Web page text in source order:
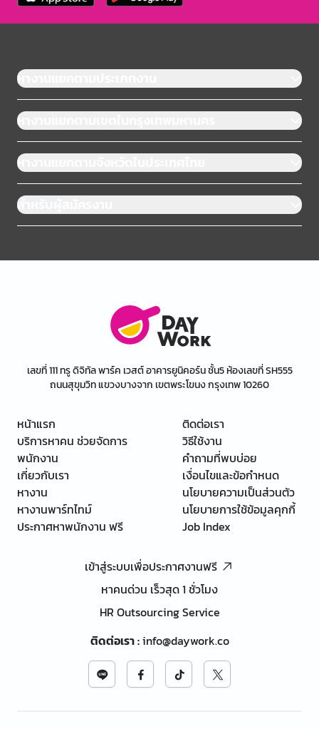
หางานแยกตามประเภทงาน
หางานแยกตามเขตในกรุงเทพมหานคร
หางานแยกตามจังหวัดในประเทศไทย
สำหรับผู้สมัครงาน
เลขที่ 111 ทรู ดิจิทัล พาร์ค เวสต์ อาคารยูนิคอร์น ชั้น5 ห้องเลขที่ SH555
ถนนสุขุมวิท แขวงบางจาก เขตพระโขนง กรุงเทพ 10260
หน้าแรก
บริการหาคน ช่วยจัดการ
พนักงาน
เกี่ยวกับเรา
หางาน
หางานพาร์ทไทม์
ประกาศหาพนักงาน ฟรี
ติดต่อเรา
วิธีใช้งาน
คำถามที่พบบ่อย
เงื่อนไขและข้อกำหนด
นโยบายความเป็นส่วนตัว
นโยบายการใช้ข้อมูลคุกกี้
Job Index
เข้าสู่ระบบเพื่อประกาศงานฟรี
หาคนด่วน เร็วสุด 1 ชั่วโมง
HR Outsourcing Service
ติดต่อเรา:info@daywork.co